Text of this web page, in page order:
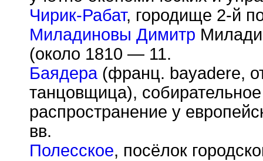
Чирик-Рабат, городище 2-й
Миладиновы Димитр
(около 1810 — 11.
Баядера(франц. bayadere,
танцовщица),
распространение у
вв.
Полесское, посёлок